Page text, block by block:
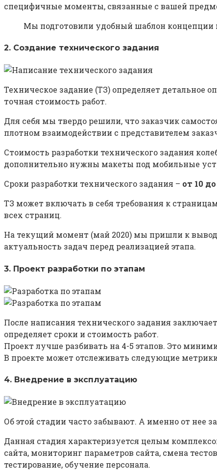
специфичные моменты, связанные с вашей
Мы подготовили удобный шаблон концепции
2. Создание технического задания
Техническое задание (ТЗ) определяет детальное
точная стоимость работ.
Для себя мы твердо решили, что заказчик
плотном взаимодействии с представителем
Стоимость разработки технического задания
дополнительно нужны макеты под мобильные
Сроки разработки технического задания – от 10
ТЗ может включать в себя требования к
всех страниц.
На текущий момент (май 2020) мы пришли к
актуальность задач перед реализацией этапа.
3. Проект разработки по этапам
После написания технического задания
определяет сроки и стоимость работ.
Проект лучше разбивать на 4-5 этапов. Это
В проекте может отслеживать следующие
4. Внедрение в эксплуатацию
Об этой стадии часто забывают. А именно от нее
Данная стадия характеризуется целым
сайта, мониторинг параметров сайта, смена
тестирование, обучение персонала.